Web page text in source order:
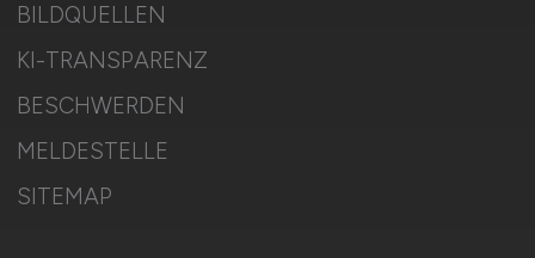
BILDQUELLEN
KI-TRANSPARENZ
BESCHWERDEN
MELDESTELLE
SITEMAP